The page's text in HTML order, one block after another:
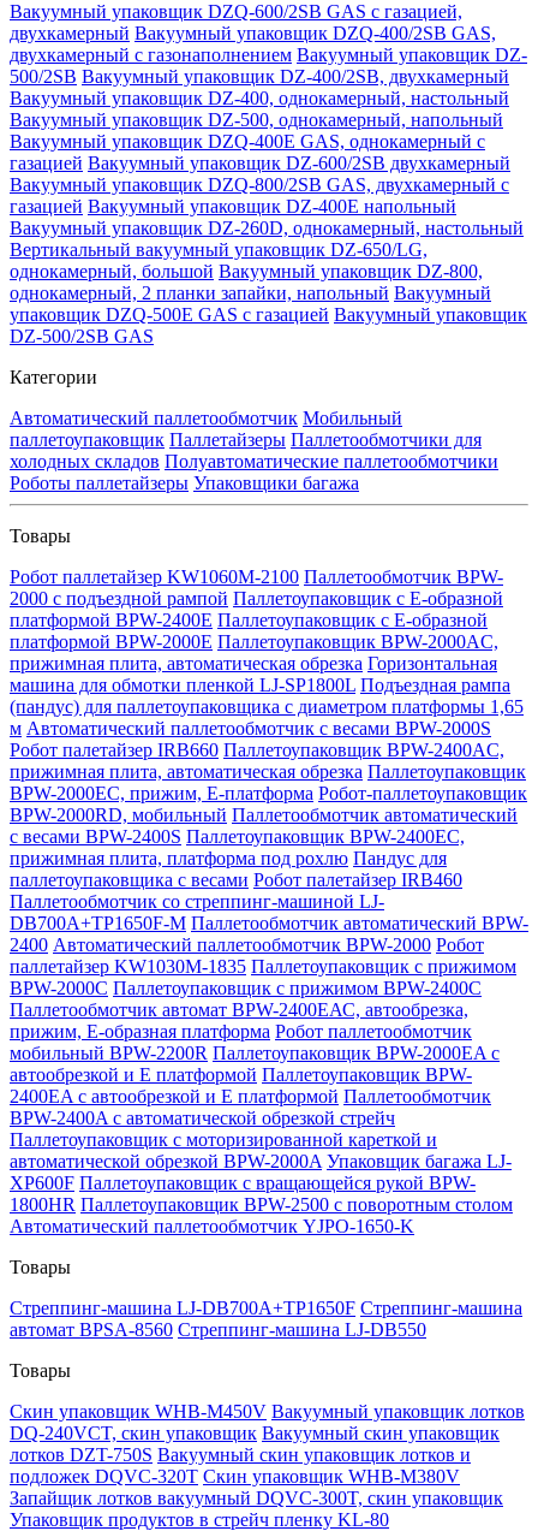
Вакуумный упаковщик DZQ-600/2SB GAS с газацией,
двухкамерный Вакуумный упаковщик DZQ-400/2SB GAS,
двухкамерный с газонаполнением Вакуумный упаковщик DZ-
500/2SB Вакуумный упаковщик DZ-400/2SB, двухкамерный
Вакуумный упаковщик DZ-400, однокамерный, настольный
Вакуумный упаковщик DZ-500, однокамерный, напольный
Вакуумный упаковщик DZQ-400E GAS, однокамерный с
газацией Вакуумный упаковщик DZ-600/2SB двухкамерный
Вакуумный упаковщик DZQ-800/2SB GAS, двухкамерный с
газацией Вакуумный упаковщик DZ-400E напольный
Вакуумный упаковщик DZ-260D, однокамерный, настольный
Вертикальный вакуумный упаковщик DZ-650/LG,
однокамерный, большой Вакуумный упаковщик DZ-800,
однокамерный, 2 планки запайки, напольный Вакуумный
упаковщик DZQ-500E GAS с газацией Вакуумный упаковщик
DZ-500/2SB GAS
Категории
Автоматический паллетообмотчик Мобильный
паллетоупаковщик Паллетайзеры Паллетообмотчики для
холодных складов Полуавтоматические паллетообмотчики
Роботы паллетайзеры Упаковщики багажа
Товары
Робот паллетайзер KW1060M-2100 Паллетообмотчик BPW-
2000 с подъездной рампой Паллетоупаковщик с Е-образной
платформой BPW-2400E Паллетоупаковщик с Е-образной
платформой BPW-2000E Паллетоупаковщик BPW-2000AC,
прижимная плита, автоматическая обрезка Горизонтальная
машина для обмотки пленкой LJ-SP1800L Подъездная рампа
(пандус) для паллетоупаковщика с диаметром платформы 1,65
м Автоматический паллетообмотчик с весами BPW-2000S
Робот палетайзер IRB660 Паллетоупаковщик BPW-2400AC,
прижимная плита, автоматическая обрезка Паллетоупаковщик
BPW-2000EC, прижим, Е-платформа Робот-паллетоупаковщик
BPW-2000RD, мобильный Паллетообмотчик автоматический
с весами BPW-2400S Паллетоупаковщик BPW-2400EC,
прижимная плита, платформа под рохлю Пандус для
паллетоупаковщика с весами Робот палетайзер IRB460
Паллетообмотчик со стреппинг-машиной LJ-
DB700A+TP1650F-M Паллетообмотчик автоматический BPW-
2400 Автоматический паллетообмотчик BPW-2000 Робот
паллетайзер KW1030M-1835 Паллетоупаковщик с прижимом
BPW-2000C Паллетоупаковщик с прижимом BPW-2400C
Паллетообмотчик автомат BPW-2400ЕАС, автообрезка,
прижим, Е-образная платформа Робот паллетообмотчик
мобильный BPW-2200R Паллетоупаковщик BPW-2000EA с
автообрезкой и Е платформой Паллетоупаковщик BPW-
2400EA с автообрезкой и Е платформой Паллетообмотчик
BPW-2400A с автоматической обрезкой стрейч
Паллетоупаковщик с моторизированной кареткой и
автоматической обрезкой BPW-2000A Упаковщик багажа LJ-
XP600F Паллетоупаковщик с вращающейся рукой BPW-
1800HR Паллетоупаковщик BPW-2500 с поворотным столом
Автоматический паллетообмотчик YJPO-1650-K
Товары
Стреппинг-машина LJ-DB700A+TP1650F Стреппинг-машина
автомат BPSA-8560 Стреппинг-машина LJ-DB550
Товары
Скин упаковщик WHB-M450V Вакуумный упаковщик лотков
DQ-240VCT, скин упаковщик Вакуумный скин упаковщик
лотков DZT-750S Вакуумный скин упаковщик лотков и
подложек DQVC-320T Скин упаковщик WHB-M380V
Запайщик лотков вакуумный DQVC-300T, скин упаковщик
Упаковщик продуктов в стрейч пленку KL-80